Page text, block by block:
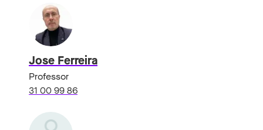
Jose Ferreira
Professor
31 00 99 86